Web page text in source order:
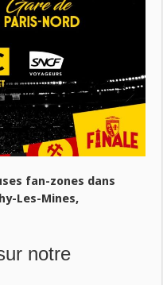
fan-zones dans
Les-Mines,
notre